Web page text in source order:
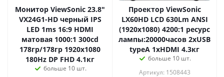
Монитор ViewSonic 23.8"
VX24G1-HD черный IPS
LED 1ms 16:9 HDMI
матовая 1000:1 300cd
178гр/178гр 1920x1080
180Hz DP FHD 4.1кг
больше 10 шт.
Проектор ViewSonic
LX60HD LCD 630Lm ANSI
(1920x1080) 4200:1 ресурс
лампы:20000часов 2xUSB
typeA 1xHDMI 4.3кг
больше 10 шт.
Артикул: 1508443